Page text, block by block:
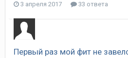
3 апреля 2017 33 ответа
Первый раз мой фит не